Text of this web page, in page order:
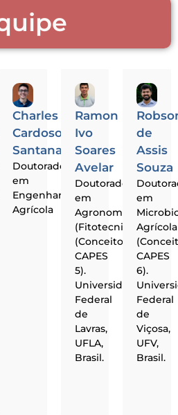
Charles
Cardoso
Santana
Doutorado
em
Engenharia
Agrícola
Ramon
Ivo
Soares
Avelar
Doutorado
em
Agronomia
(Fitotecnia)
(Conceito
CAPES
5).
Universidade
Federal
de
Lavras,
UFLA,
Brasil.
de
Assis
Souza
em
Agrícola
CAPES
6).
Federal
de
Viçosa,
UFV,
Brasil.